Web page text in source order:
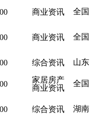
商业资讯 全国
商业资讯 全国
综合资讯 山东
家居房产
商业资讯
全国
综合资讯 湖南